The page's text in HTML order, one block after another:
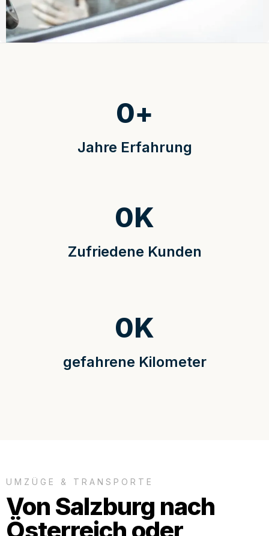
Jahre Erfahrung
0+
Zufriedene Kunden
0K
gefahrene Kilometer
0K
UMZÜGE & TRANSPORTE
Von Salzburg nach